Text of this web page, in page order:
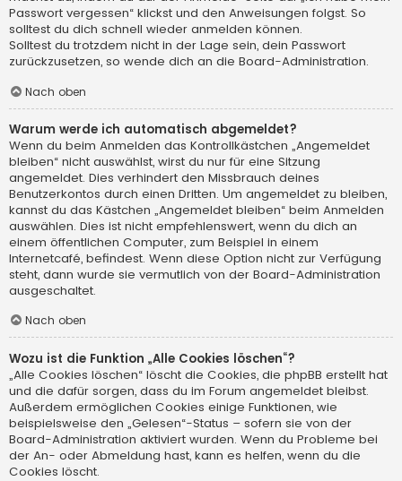
Passwort vergessen“ klickst und den Anweisungen folgst. So
solltest du dich schnell wieder anmelden können.
Solltest du trotzdem nicht in der Lage sein, dein Passwort
zurückzusetzen, so wende dich an die Board-Administration.
Nach oben
Warum werde ich automatisch abgemeldet?
Wenn du beim Anmelden das Kontrollkästchen „Angemeldet
bleiben“ nicht auswählst, wirst du nur für eine Sitzung
angemeldet. Dies verhindert den Missbrauch deines
Benutzerkontos durch einen Dritten. Um angemeldet zu bleiben,
kannst du das Kästchen „Angemeldet bleiben“ beim Anmelden
auswählen. Dies ist nicht empfehlenswert, wenn du dich an
einem öffentlichen Computer, zum Beispiel in einem
Internetcafé, befindest. Wenn diese Option nicht zur Verfügung
steht, dann wurde sie vermutlich von der Board-Administration
ausgeschaltet.
Nach oben
Wozu ist die Funktion „Alle Cookies löschen“?
„Alle Cookies löschen“ löscht die Cookies, die phpBB erstellt hat
und die dafür sorgen, dass du im Forum angemeldet bleibst.
Außerdem ermöglichen Cookies einige Funktionen, wie
beispielsweise den „Gelesen“-Status – sofern sie von der
Board-Administration aktiviert wurden. Wenn du Probleme bei
der An- oder Abmeldung hast, kann es helfen, wenn du die
Cookies löscht.